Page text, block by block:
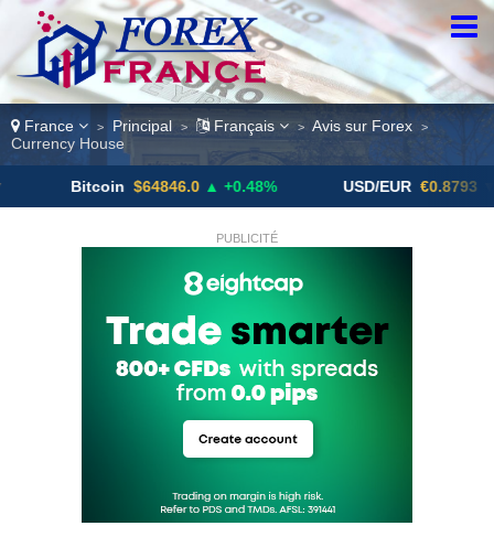
France > Principal > Français > Avis sur Forex >
Currency House
Bitcoin $64846.0 ▲ +0.48% USD/EUR €0.8793 ▼
PUBLICITÉ